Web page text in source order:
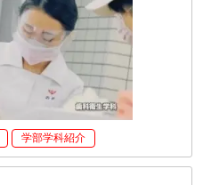
学部学科紹介